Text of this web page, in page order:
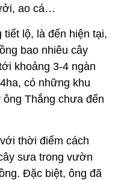
ao cá…
lộ, là đến hiện tại,
bao nhiêu cây
khoảng 3-4 ngàn
có những khu
Thắng chưa đến
thời điểm cách
sưa trong vườn
Đặc biệt, ông đã